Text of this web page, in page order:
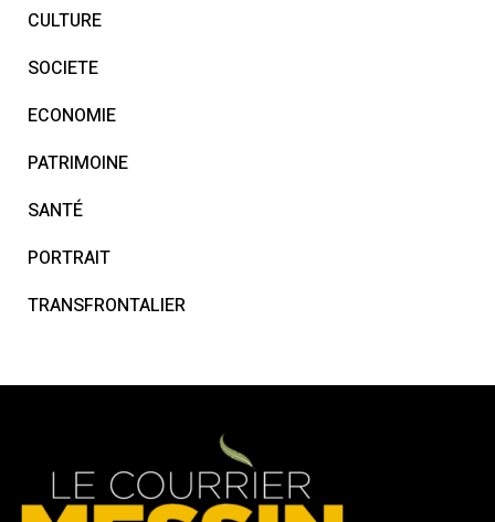
CULTURE
SOCIETE
ECONOMIE
PATRIMOINE
SANTÉ
PORTRAIT
TRANSFRONTALIER